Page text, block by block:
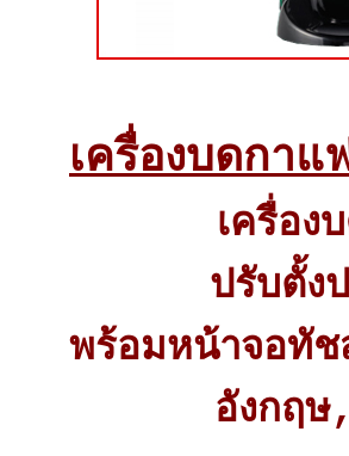
เครื่องบดก
เครื่อง
ปรับตั้ง
พร้อมหน้าจอทั
อังกฤ